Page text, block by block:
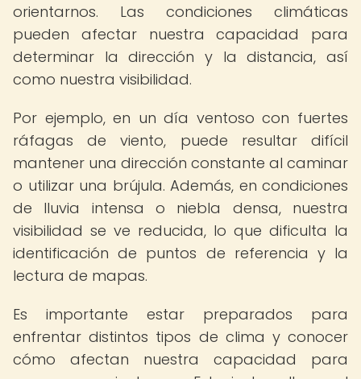
orientarnos. Las condiciones climáticas
pueden afectar nuestra capacidad para
determinar la dirección y la distancia, así
como nuestra visibilidad.
Por ejemplo, en un día ventoso con fuertes
ráfagas de viento, puede resultar difícil
mantener una dirección constante al caminar
o utilizar una brújula. Además, en condiciones
de lluvia intensa o niebla densa, nuestra
visibilidad se ve reducida, lo que dificulta la
identificación de puntos de referencia y la
lectura de mapas.
Es importante estar preparados para
enfrentar distintos tipos de clima y conocer
cómo afectan nuestra capacidad para